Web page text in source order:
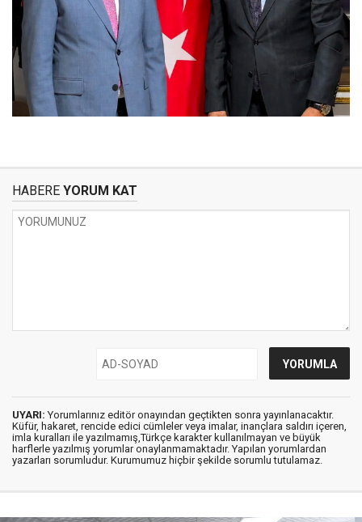
HABERE YORUM KAT
UYARI: Yorumlarınız editör onayından geçtikten sonra yayınlanacaktır.
Küfür, hakaret, rencide edici cümleler veya imalar, inançlara saldırı içeren,
imla kuralları ile yazılmamış,Türkçe karakter kullanılmayan ve büyük
harflerle yazılmış yorumlar onaylanmamaktadır. Yapılan yorumlardan
yazarları sorumludur. Kurumumuz hiçbir şekilde sorumlu tutulamaz.